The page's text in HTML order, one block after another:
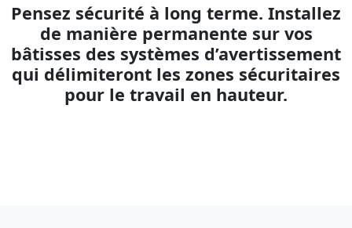
Pensez sécurité à long terme. Installez
de manière permanente sur vos
bâtisses des systèmes d’avertissement
qui délimiteront les zones sécuritaires
pour le travail en hauteur.